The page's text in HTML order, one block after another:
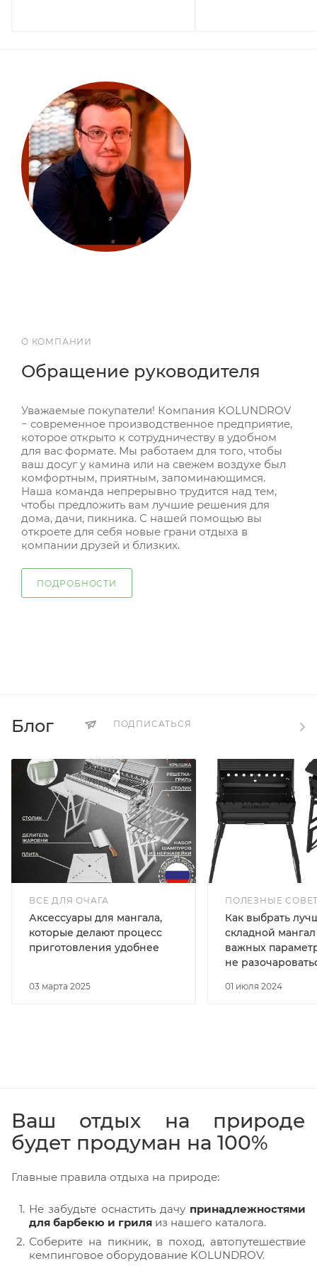
О КОМПАНИИ
Обращение руководителя
Уважаемые покупатели! Компания KOLUNDROV
− современное производственное предприятие,
которое открыто к сотрудничеству в удобном
для вас формате. Мы работаем для того, чтобы
ваш досуг у камина или на свежем воздухе был
комфортным, приятным, запоминающимся.
Наша команда непрерывно трудится над тем,
чтобы предложить вам лучшие решения для
дома, дачи, пикника. С нашей помощью вы
откроете для себя новые грани отдыха в
компании друзей и близких.
ПОДРОБНОСТИ
Блог ПОДПИСАТЬСЯ
ВСЕ ДЛЯ ОЧАГА
03 марта 2025
Аксессуары для мангала,
которые делают процесс
приготовления удобнее
ПОЛЕЗНЫЕ
01 июля 2024
Как выбрать
складной мангал
важных
не
Ваш отдых на природе
будет продуман на 100%
Главные правила отдыха на природе:
Не забудьте оснастить дачу принадлежностями
для барбекю и гриля из нашего каталога.
Соберите на пикник, в поход, автопутешествие
кемпинговое оборудование KOLUNDROV.